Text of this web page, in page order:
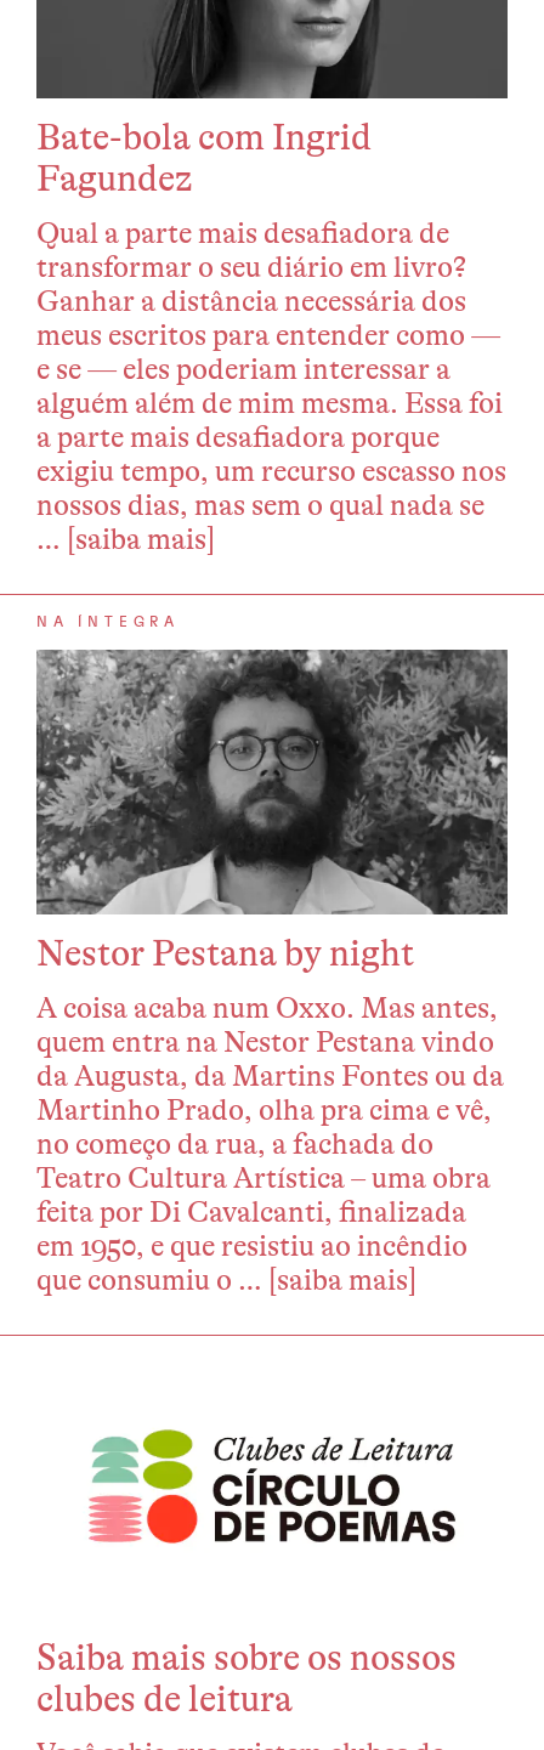
Bate-bola com Ingrid
Fagundez
Qual a parte mais desafiadora de
transformar o seu diário em livro?
Ganhar a distância necessária dos
meus escritos para entender como —
e se — eles poderiam interessar a
alguém além de mim mesma. Essa foi
a parte mais desafiadora porque
exigiu tempo, um recurso escasso nos
nossos dias, mas sem o qual nada se
… [saiba mais]
NA ÍNTEGRA
Nestor Pestana by night
A coisa acaba num Oxxo. Mas antes,
quem entra na Nestor Pestana vindo
da Augusta, da Martins Fontes ou da
Martinho Prado, olha pra cima e vê,
no começo da rua, a fachada do
Teatro Cultura Artística – uma obra
feita por Di Cavalcanti, finalizada
em 1950, e que resistiu ao incêndio
que consumiu o … [saiba mais]
Saiba mais sobre os nossos
clubes de leitura